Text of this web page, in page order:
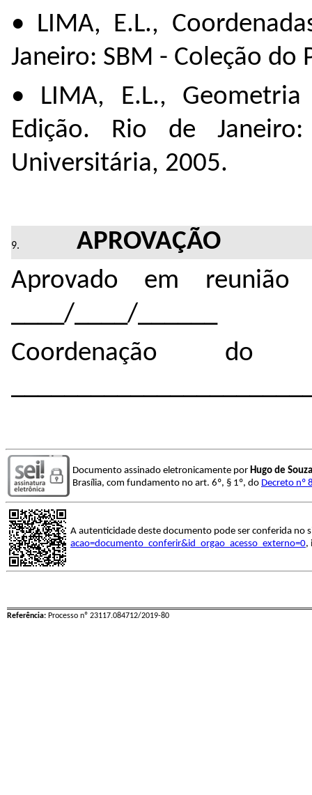
• LIMA, E.L.,
Janeiro: SBM - Coleção
• LIMA, E.L.,
Edição. Rio de
Universitária, 2005.
APROVAÇÃO
Aprovado em reunião
____/____/______
Coordenação do
Documento assinado eletronicamente por Hugo de
Brasília, com fundamento no art. 6º, § 1º, do Decreto nº
A autenticidade deste documento pode ser conferida no
acao=documento_conferir&id_orgao_acesso_externo=0,
Referência: Processo nº 23117.084712/2019-80